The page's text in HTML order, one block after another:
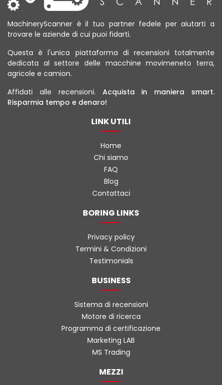
MachineryScanner è il tuo partner fedele per aiutarti a
trovare le aziende di cui puoi fidarti.
Questa è l'unica piattaforma di recensioni totalmente
dedicata al settore delle macchine movimeneto terra,
agricole e camion.
Affidati alle recensioni. Acquista in maniera smart.
Risparmia tempo e denaro!
LINK UTILI
Home
Chi siamo
FAQ
Blog
Contattaci
BORING LINKS
Privacy policy
Termini & Condizioni
Testimonials
BUSINESS
Sistema di recensioni
Motore di ricerca
Programma di certificazione
Marketing LAB
MS Trading
MEZZI